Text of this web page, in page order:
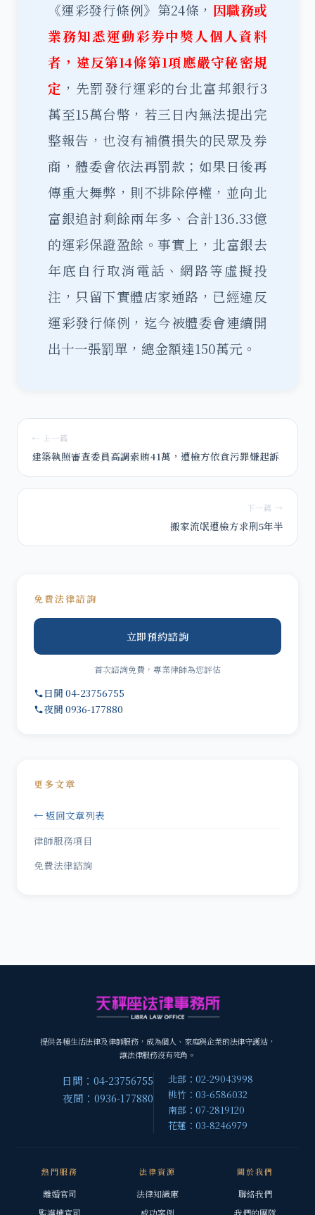
《運彩發行條例》第24條， 因職務或
業務知悉運動彩券中獎人個人資料
者，違反第14條第1項應嚴守秘密規
定 ，先罰發行運彩的台北富邦銀行3
萬至15萬台幣，若三日內無法提出完
整報告，也沒有補償損失的民眾及券
商，體委會依法再罰款；如果日後再
傳重大舞弊，則不排除停權，並向北
富銀追討剩餘兩年多、合計136.33億
的運彩保證盈餘。事實上，北富銀去
年底自行取消電話、網路等虛擬投
注，只留下實體店家通路，已經違反
運彩發行條例，迄今被體委會連續開
出十一張罰單，總金額達150萬元。
← 上一篇
建築執照審查委員高調索賄41萬，遭檢方依貪污罪嫌起訴
下一篇 →
搬家流氓遭檢方求刑5年半
免費法律諮詢
立即預約諮詢
首次諮詢免費，專業律師為您評估
日間 04-23756755
夜間 0936-177880
更多文章
← 返回文章列表
律師服務項目
免費法律諮詢
提供各種生活法律及律師服務，成為個人、家庭與企業的法律守護站，
讓法律服務沒有死角。
日間：04-23756755
夜間：0936-177880
北部：02-29043998
桃竹：03-6586032
南部：07-2819120
花蓮：03-8246979
熱門服務
離婚官司
監護權官司
法律資源
法律知識庫
成功案例
關於我們
聯絡我們
我們的團隊